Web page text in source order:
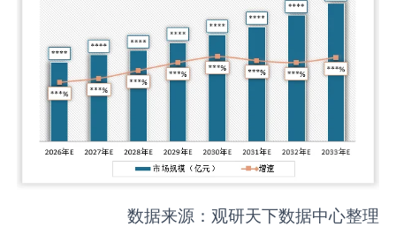
数据来源：观研天下数据中心整理